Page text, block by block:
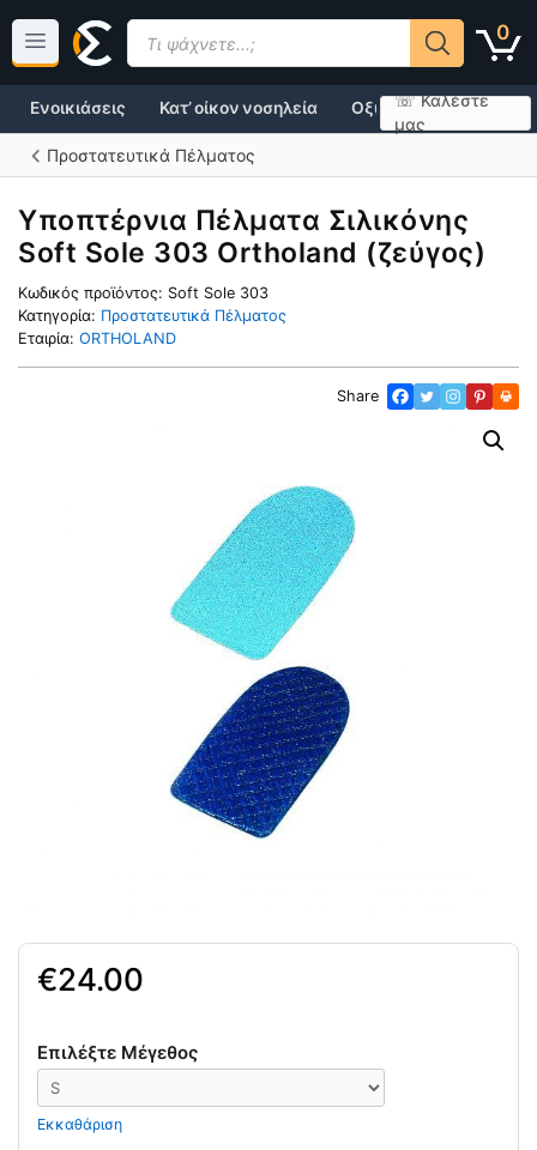
περιεχόμενο
0
Products
search
☏ Καλέστε
μας
Κατ’ οίκον νοσηλεία Οξυγονοθεραπεία
Ενοικιάσεις
Προστατευτικά Πέλματος
Υποπτέρνια Πέλματα Σιλικόνης
Soft Sole 303 Ortholand (ζεύγος)
Κωδικός προϊόντος: Soft Sole 303
Κατηγορία: Προστατευτικά Πέλματος
Εταιρία: ORTHOLAND
Share
24.00
Επιλέξτε Μέγεθος
Εκκαθάριση